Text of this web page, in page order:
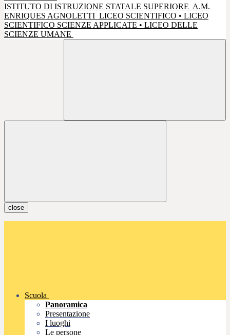
ISTITUTO DI ISTRUZIONE STATALE SUPERIORE A.M.
ENRIQUES AGNOLETTI LICEO SCIENTIFICO • LICEO
SCIENTIFICO SCIENZE APPLICATE • LICEO DELLE
SCIENZE UMANE
close
Scuola
Panoramica
Presentazione
I luoghi
Le persone